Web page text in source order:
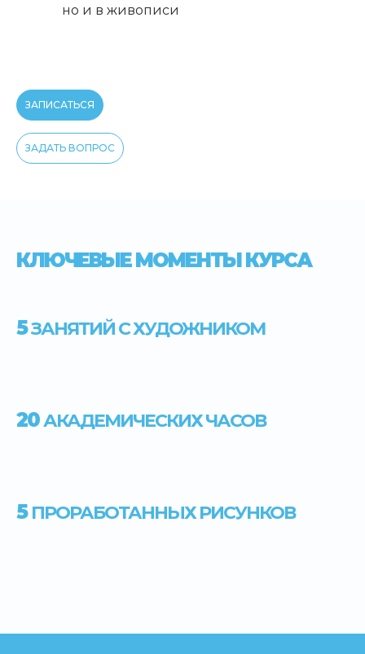
но и в живописи
ЗАПИСАТЬСЯ
ЗАДАТЬ ВОПРОС
КЛЮЧЕВЫЕ МОМЕНТЫ КУРСА
5ЗАНЯТИЙ С ХУДОЖНИКОМ
20АКАДЕМИЧЕСКИХ ЧАСОВ
5 ПРОРАБОТАННЫХ РИСУНКОВ